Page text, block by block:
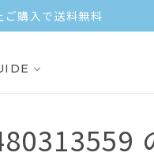
購入で送料無料